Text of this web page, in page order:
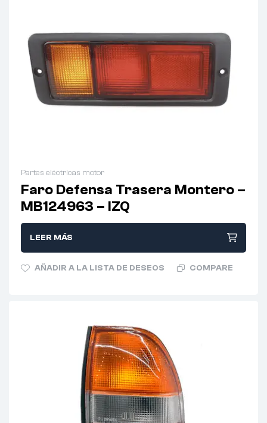
Partes eléctricas motor
Faro Defensa Trasera Montero –
MB124963 – IZQ
LEER MÁS
AÑADIR A LA LISTA DE DESEOS COMPARE